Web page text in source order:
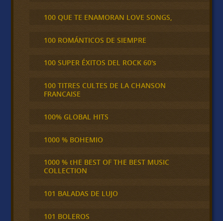
100 QUE TE ENAMORAN LOVE SONGS,
100 ROMÁNTICOS DE SIEMPRE
100 SUPER ÉXITOS DEL ROCK 60's
100 TITRES CULTES DE LA CHANSON
FRANCAISE
100% GLOBAL HITS
1000 % BOHEMIO
1000 % tHE BEST OF THE BEST MUSIC
COLLECTION
101 BALADAS DE LUJO
101 BOLEROS